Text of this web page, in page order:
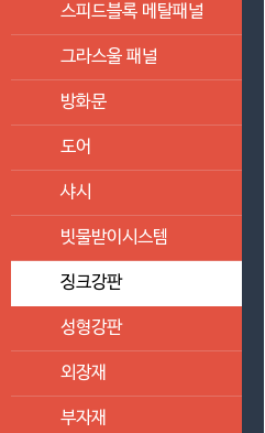
스피드블록 메탈패널
그라스울 패널
방화문
도어
샤시
빗물받이시스템
징크강판
성형강판
외장재
부자재